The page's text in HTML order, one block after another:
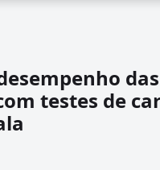
das
testes de